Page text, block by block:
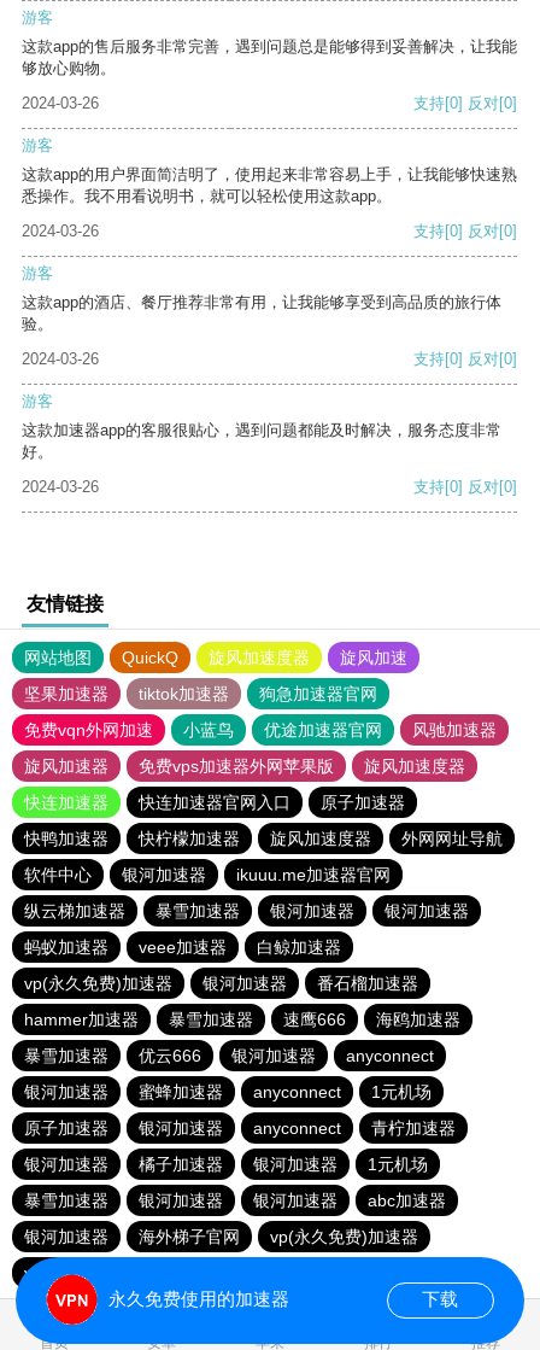
游客
这款app的售后服务非常完善，遇到问题总是能够得到妥善解决，让我能
够放心购物。
2024-03-26
支持[0] 反对[0]
游客
这款app的用户界面简洁明了，使用起来非常容易上手，让我能够快速熟
悉操作。我不用看说明书，就可以轻松使用这款app。
2024-03-26
支持[0] 反对[0]
游客
这款app的酒店、餐厅推荐非常有用，让我能够享受到高品质的旅行体
验。
2024-03-26
支持[0] 反对[0]
游客
这款加速器app的客服很贴心，遇到问题都能及时解决，服务态度非常
好。
2024-03-26
支持[0] 反对[0]
友情链接
网站地图 QuickQ 旋风加速度器
旋风加速
坚果加速器
tiktok加速器
狗急加速器官网
免费vqn外网加速
小蓝鸟 优途加速器官网
风驰加速器
旋风加速器
免费vps加速器外网苹果版
旋风加速度器
快连加速器
快连加速器官网入口
原子加速器
快鸭加速器
快柠檬加速器 旋风加速度器
外网网址导航
软件中心
银河加速器
ikuuu.me加速器官网
纵云梯加速器
暴雪加速器 银河加速器
银河加速器
蚂蚁加速器
veee加速器
白鲸加速器
vp(永久免费)加速器
银河加速器
番石榴加速器
hammer加速器
暴雪加速器 速鹰666
海鸥加速器
暴雪加速器
优云666 银河加速器
anyconnect
银河加速器
蜜蜂加速器 anyconnect
1元机场
原子加速器
银河加速器 anyconnect
青柠加速器
银河加速器
橘子加速器 银河加速器
1元机场
暴雪加速器
银河加速器 银河加速器
abc加速器
银河加速器
海外梯子官网
vp(永久免费)加速器
vp(永久免费)加速器
首页 安卓 苹果 排行 推荐
永久免费使用的加速器 下载
1.642514s